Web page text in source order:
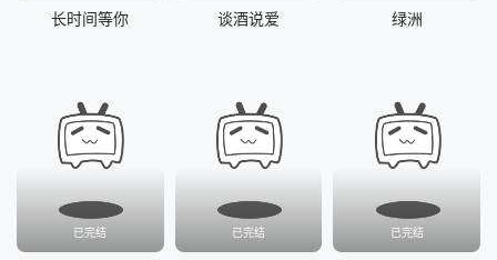
长时间等你 谈酒说爱 绿洲
已完结 已完结 已完结